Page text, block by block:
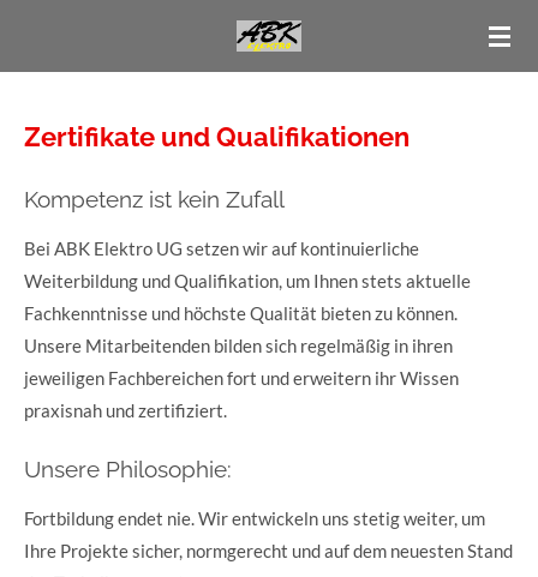
Zertifikate und Qualifikationen
Kompetenz ist kein Zufall
Bei ABK Elektro UG setzen wir auf kontinuierliche
Weiterbildung und Qualifikation, um Ihnen stets aktuelle
Fachkenntnisse und höchste Qualität bieten zu können.
Unsere Mitarbeitenden bilden sich regelmäßig in ihren
jeweiligen Fachbereichen fort und erweitern ihr Wissen
praxisnah und zertifiziert.
Unsere Philosophie:
Fortbildung endet nie. Wir entwickeln uns stetig weiter, um
Ihre Projekte sicher, normgerecht und auf dem neuesten Stand